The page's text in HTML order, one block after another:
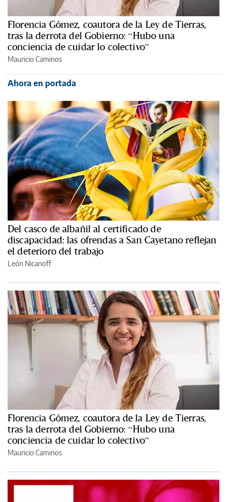
Florencia Gómez, coautora de la Ley de Tierras,
tras la derrota del Gobierno: “Hubo una
conciencia de cuidar lo colectivo”
Mauricio Caminos
Ahora en portada
Del casco de albañil al certificado de
discapacidad: las ofrendas a San Cayetano reflejan
el deterioro del trabajo
León Nicanoff
Florencia Gómez, coautora de la Ley de Tierras,
tras la derrota del Gobierno: “Hubo una
conciencia de cuidar lo colectivo”
Mauricio Caminos